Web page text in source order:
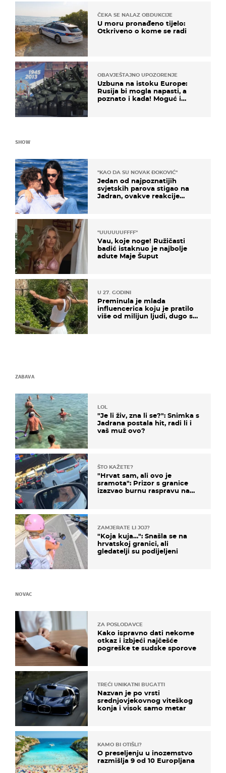
ČEKA SE NALAZ OBDUKCIJE
U moru pronađeno tijelo:
Otkriveno o kome se radi
OBAVJEŠTAJNO UPOZORENJE
Uzbuna na istoku Europe:
Rusija bi mogla napasti, a
poznato i kada! Moguć i
SHOW
"KAO DA SU NOVAK ĐOKOVIĆ"
Jedan od najpoznatijih
svjetskih parova stigao na
Jadran, ovakve reakcije
"UUUUUUFFFF"
Vau, koje noge! Ružičasti
badić istaknuo je najbolje
adute Maje Šuput
U 27. GODINI
Preminula je mlada
influencerica koju je pratilo
više od milijun ljudi, dugo se
ZABAVA
LOL
"Je li živ, zna li se?": Snimka s
Jadrana postala hit, radi li i
vaš muž ovo?
ŠTO KAŽETE?
"Hrvat sam, ali ovo je
sramota": Prizor s granice
izazvao burnu raspravu na
ZAMJERATE LI JOJ?
"Koja kuja…": Snašla se na
hrvatskoj granici, ali
gledatelji su podijeljeni
NOVAC
ZA POSLODAVCE
Kako ispravno dati nekome
otkaz i izbjeći najčešće
pogreške te sudske sporove
TREĆI UNIKATNI BUGATTI
Nazvan je po vrsti
srednjovjekovnog viteškog
konja i visok samo metar
KAMO BI OTIŠLI?
O preseljenju u inozemstvo
razmišlja 9 od 10 Europljana